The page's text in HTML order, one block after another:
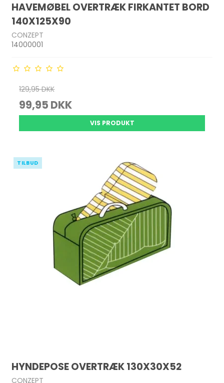
HAVEMØBEL OVERTRÆK FIRKANTET BORD
140X125X90
CONZEPT
14000001
129,95 DKK
99,95 DKK
VIS PRODUKT
TILBUD
HYNDEPOSE OVERTRÆK 130X30X52
CONZEPT